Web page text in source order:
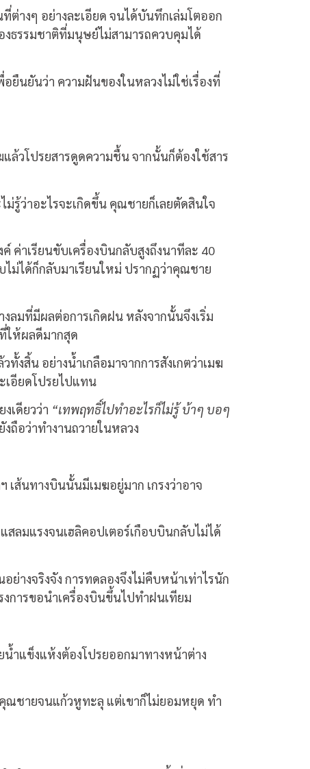
างๆ อย่างละเอียด จนได้บันทึกเล่มโตออก
ธรรมชาติที่มนุษย์ไม่สามารถควบคุมได้
ยืนยันว่า ความฝันของในหลวงไม่ใช่เรื่องที่
วโปรยสารดูดความชื้น จากนั้นก็ต้องใช้สาร
รู้ว่าอะไรจะเกิดขึ้น คุณชายก็เลยตัดสินใจ
ค่าเรียนขับเครื่องบินกลับสูงถึงนาทีละ 40
ม่ได้ก็กลับมาเรียนใหม่ ปรากฏว่าคุณชาย
มที่มีผลต่อการเกิดฝน หลังจากนั้นจึงเริ่ม
ให้ผลดีมากสุด
งสิ้น อย่างน้ำเกลือมาจากการสังเกตว่าเมฆ
เอียดโปรยไปแทน
เดียวว่า “เทพฤทธิ์ไปทำอะไรก็ไม่รู้ บ้าๆ บอๆ
ถือว่าทำงานถวายในหลวง
ส้นทางบินนั้นมีเมฆอยู่มาก เกรงว่าอาจ
ลมแรงจนเฮลิคอปเตอร์เกือบบินกลับไม่ได้
างจริงจัง การทดลองจึงไม่คืบหน้าเท่าไรนัก
การขอนำเครื่องบินขึ้นไปทำฝนเทียม
ำแข็งแห้งต้องโปรยออกมาทางหน้าต่าง
ณชายจนแก้วหูทะลุ แต่เขาก็ไม่ยอมหยุด ทำ